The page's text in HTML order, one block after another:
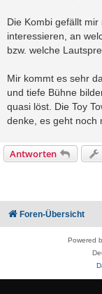
Die Kombi gefällt
interessieren, an
bzw. welche
Mir kommt es sehr
und tiefe Bühne
quasi löst. Die Toy
denke, es geht noch
Antworten
Foren-Übersicht
Powered